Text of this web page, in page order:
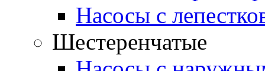
Насосы с
Шестеренчатые